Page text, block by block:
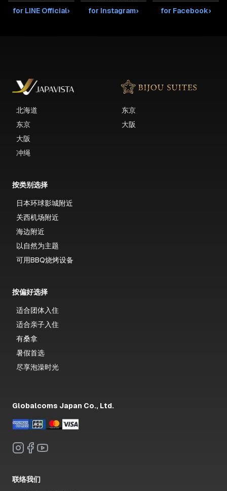
for LINE Official› for Instagram› for Facebook›
北海道
东京
大阪
冲绳
东京
大阪
按类别选择
日本环球影城附近
关西机场附近
海边附近
以自然为主题
可用BBQ烧烤设备
按偏好选择
适合团体入住
适合亲子入住
有桑拿
暑假首选
尽享泡澡时光
Globalcoms Japan Co., Ltd.
联络我们